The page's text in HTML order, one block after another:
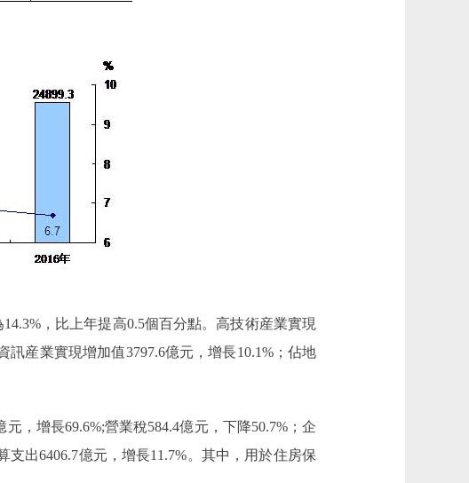
，比上年提高0.5個百分點。高技術産業實現
産業實現增加值3797.6億元，增長10.1%；佔地
，增長69.6%;營業稅584.4億元，下降50.7%；企
出6406.7億元，增長11.7%。其中，用於住房保